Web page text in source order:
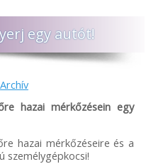
egy autót!
Archív
hazai mérkőzésein egy
hazai mérkőzéseire és a
személygépkocsi!